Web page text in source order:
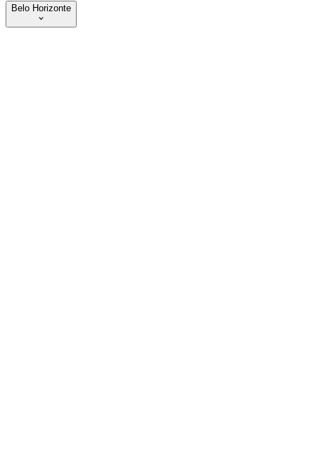
Belo Horizonte